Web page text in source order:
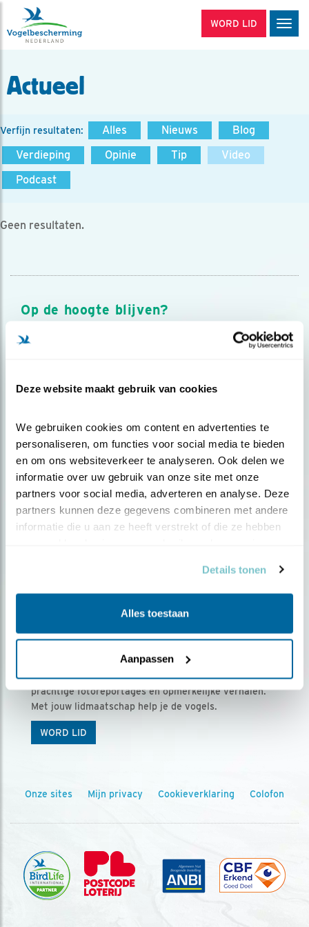
Deze website maakt gebruik van cookies
We gebruiken cookies om content en advertenties te
personaliseren, om functies voor social media te bieden
en om ons websiteverkeer te analyseren. Ook delen we
informatie over uw gebruik van onze site met onze
partners voor social media, adverteren en analyse. Deze
partners kunnen deze gegevens combineren met andere
informatie die u aan ze heeft verstrekt of die ze hebben
Details tonen
Alles toestaan
Aanpassen
WORD LID
Actueel
Verfijn resultaten: Alles Nieuws
Blog
Verdieping
Opinie Tip
Video
Podcast
Geen resultaten.
Op de hoogte blijven?
Meld je aan en ontvang nieuws, inspiratie, acties en tips
over vogels en activiteiten van Vogelbescherming.
Ontvang 5 x Vogels voor € 36,00 per jaar
Vogels is het tijdschrift voor onze leden, met
prachtige fotoreportages en opmerkelijke verhalen.
Met jouw lidmaatschap help je de vogels.
WORD LID
Onze sites Mijn privacy Cookieverklaring Colofon